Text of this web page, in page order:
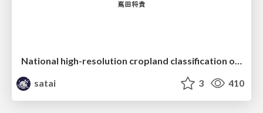
satai
3 410